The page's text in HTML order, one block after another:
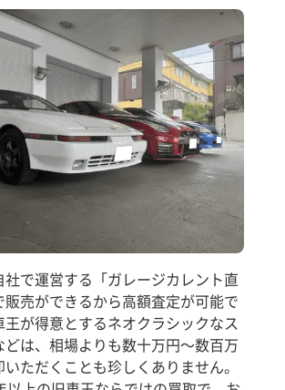
社で運営する「ガレージカレント直
販売ができるから高額査定が可能で
王が得意とするネオクラシックなス
どは、相場よりも数十万円～数百万
ただくことも珍しくありません。